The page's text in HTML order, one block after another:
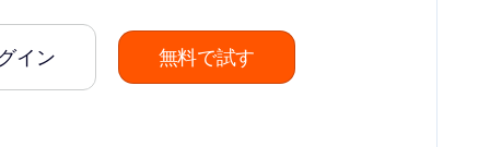
イン 無料で試す